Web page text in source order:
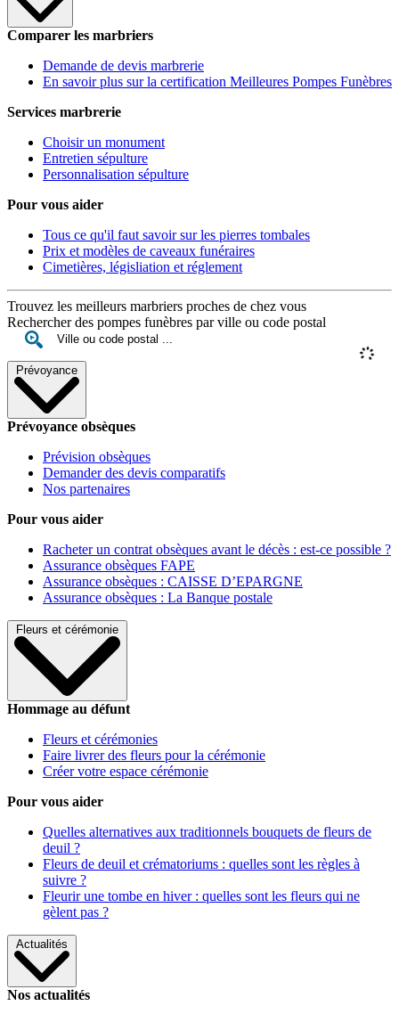
Comparer les marbriers
Demande de devis marbrerie
En savoir plus sur la certification Meilleures Pompes Funèbres
Services marbrerie
Choisir un monument
Entretien sépulture
Personnalisation sépulture
Pour vous aider
Tous ce qu'il faut savoir sur les pierres tombales
Prix et modèles de caveaux funéraires
Cimetières, législiation et réglement
Trouvez les meilleurs marbriers proches de chez vous
Rechercher des pompes funèbres par ville ou code postal
Prévoyance
Prévoyance obsèques
Prévision obsèques
Demander des devis comparatifs
Nos partenaires
Pour vous aider
Racheter un contrat obsèques avant le décès : est-ce possible ?
Assurance obsèques FAPE
Assurance obsèques : CAISSE D’EPARGNE
Assurance obsèques : La Banque postale
Fleurs et cérémonie
Hommage au défunt
Fleurs et cérémonies
Faire livrer des fleurs pour la cérémonie
Créer votre espace cérémonie
Pour vous aider
Quelles alternatives aux traditionnels bouquets de fleurs de
deuil ?
Fleurs de deuil et crématoriums : quelles sont les règles à
suivre ?
Fleurir une tombe en hiver : quelles sont les fleurs qui ne
gèlent pas ?
Actualités
Nos actualités